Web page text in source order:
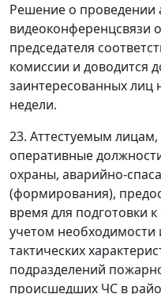
Решение о проведении
видеоконференцсвязи
председателя
комиссии и доводится
заинтересованных лиц
недели.
23. Аттестуемым
оперативные
охраны, аварийно-
(формирования),
время для подготовки
учетом необходимости
тактических
подразделений
происшедших ЧС в